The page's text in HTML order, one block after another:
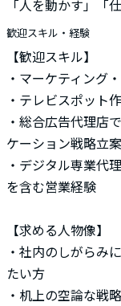
「人を動かす」「
歓迎スキル・経験
【歓迎スキル】
・マーケティング
・テレビスポット
・総合広告代理店
ケーション戦略立
・デジタル専業代
を含む営業経験
【求める人物像】
・社内のしがらみ
たい方
・机上の空論な戦